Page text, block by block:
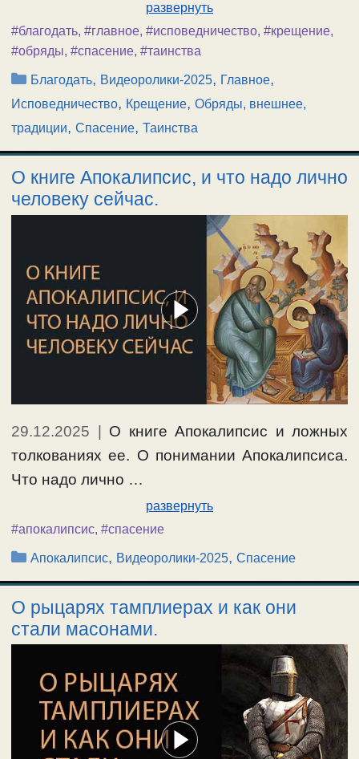
развернуть
#благодать, #главное, #исповедничество, #крещение,
#обряды, #спасение, #таинства
Рубрики
Благодать, Видеоролики-2025, Главное,
Исповедничество, Крещение, Обряды, внешнее,
традиции, Спасение, Таинства
О книге Апокалипсис, и что надо лично
человеку сейчас.
29.12.2025 | О книге Апокалипсис и ложных
толкованиях ее. О понимании Апокалипсиса.
Что надо лично …
развернуть
#апокалипсис, #спасение
Рубрики
Апокалипсис, Видеоролики-2025,Спасение
О рыцарях тамплиерах и как они
стали масонами.